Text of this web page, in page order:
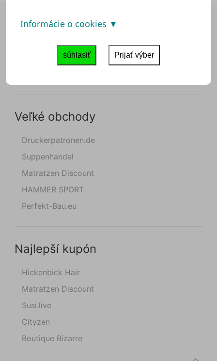
Veľké obchody
Druckerpatronen.de
Suppenhandel
Matratzen Discount
HAMMER SPORT
Perfekt-Bau.eu
Najlepší kupón
Hickenbick Hair
Matratzen Discount
Susi.live
Cityzen
Boutique Bizarre
Informácie o cookies
súhlasiť Prijať výber